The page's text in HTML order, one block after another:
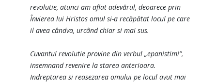
revolutie, atunci am aflat adevărul, deoarece prin
Învierea lui Hristos omul si-a recăpătat locul pe care
il avea cândva, urcând chiar si mai sus.
Cuvantul revolutie provine din verbul „epanistimi”,
insemnand revenire la starea anterioara.
Indreptarea si reasezarea omului pe locul avut mai